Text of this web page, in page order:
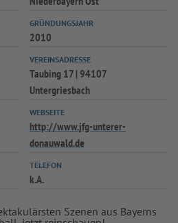
GRÜNDUNGSJAHR
2010
VEREINSADRESSE
Taubing 17 | 94107
Untergriesbach
WEBSEITE
http://www.jfg-unterer-
donauwald.de
TELEFON
k.A.
Szenen aus Bayerns